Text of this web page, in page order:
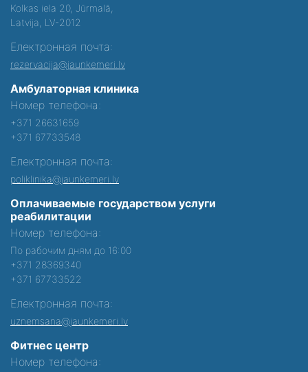
Kolkas iela 20, Jūrmalā,
Latvija, LV-2012
Електронная почта:
rezervacija@jaunkemeri.lv
Амбулаторная клиника
Номер телефона:
+371 26631659
+371 67733548
Електронная почта:
poliklinika@jaunkemeri.lv
Оплачиваемые государством услуги
реабилитации
Номер телефона:
По рабочим дням до 16:00
+371 28369340
+371 67733522
Електронная почта:
uznemsana@jaunkemeri.lv
Фитнес центр
Номер телефона: